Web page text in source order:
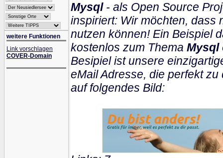
weitere Funktionen
Link vorschlagen
COVER-Domain
Mysql- als Open Source
inspiriert: Wir möchten, dass
nutzen können! Ein Beispiel
kostenlos zum Thema Mysql
Besipiel ist unsere
eMail Adresse, die perfekt
auf folgendes Bild: